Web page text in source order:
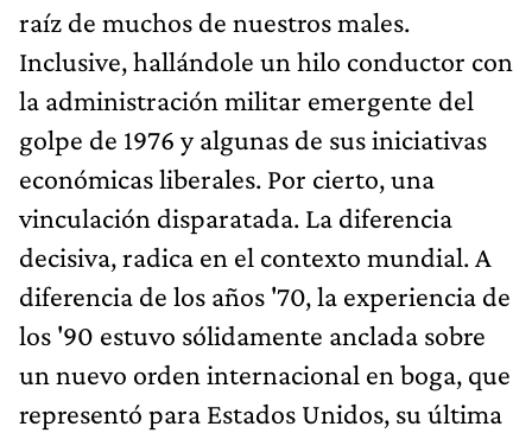
raíz de muchos de nuestros males.
Inclusive, hallándole un hilo conductor con
la administración militar emergente del
golpe de 1976 y algunas de sus iniciativas
económicas liberales. Por cierto, una
vinculación disparatada. La diferencia
decisiva, radica en el contexto mundial. A
diferencia de los años '70, la experiencia de
los '90 estuvo sólidamente anclada sobre
un nuevo orden internacional en boga, que
representó para Estados Unidos, su última